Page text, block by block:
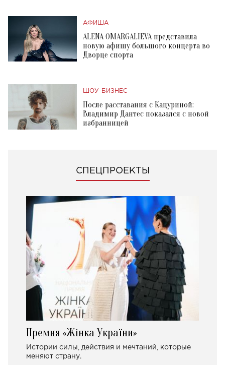
АФИША
ALENA OMARGALIEVA представила
новую афишу большого концерта во
Дворце спорта
ШОУ-БИЗНЕС
После расставания с Кацуриной:
Владимир Дантес показался с новой
избранницей
СПЕЦПРОЕКТЫ
Премия «Жінка України»
Истории силы, действия и мечтаний, которые
меняют страну.